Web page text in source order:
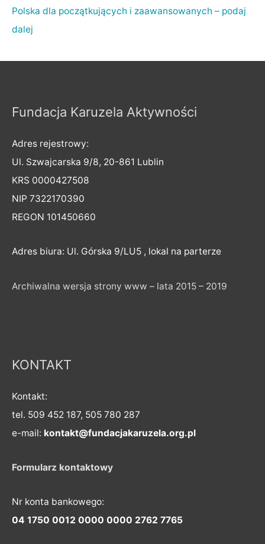
Polska dla początkujących i zaawansowanych – podaj
dalej
Fundacja Karuzela Aktywności
Adres rejestrowy:
Ul. Szwajcarska 9/8, 20-861 Lublin
KRS 0000427508
NIP 7322170390
REGON 101450660
Adres biura: Ul. Górska 9/LU5 , lokal na parterze
Archiwalna wersja strony www – lata 2015 – 2019
KONTAKT
Kontakt:
tel. 509 452 187, 505 780 287
e-mail: kontakt@fundacjakaruzela.org.pl
Formularz kontaktowy
Nr konta bankowego:
04 1750 0012 0000 0000 2762 7765